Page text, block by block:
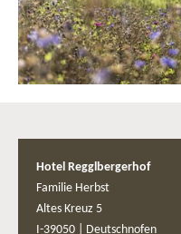
Hotel Regglbergerhof
Familie Herbst
Altes Kreuz 5
I-39050
Deutschnofen